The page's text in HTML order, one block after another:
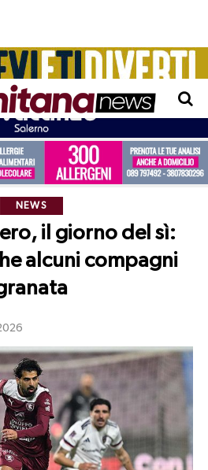
NEWS
il giorno del sì:
alcuni compagni